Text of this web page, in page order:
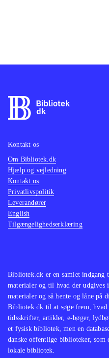
Bibliotek.dk er en samlet indgang
materialer og til hvad der udgives
materialer og så hente og låne på
Bibliotek.dk til at søge frem, hvad
tidsskrifter, artikler, e-bøger,
et fysisk bibliotek, men en
danske offentlige biblioteker,
lokale bibliotek.
Kontakt os
Om Bibliotek.dk
Hjælp og vejledning
Kontakt os
Privatlivspolitik
Leverandører
English
Tilgængelighedserklæring